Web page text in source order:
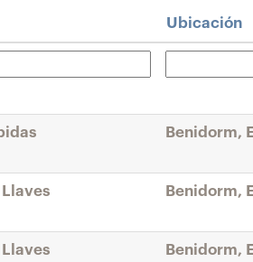
Ubicación
Benidorm,
Llaves Benidorm,
Llaves Benidorm,